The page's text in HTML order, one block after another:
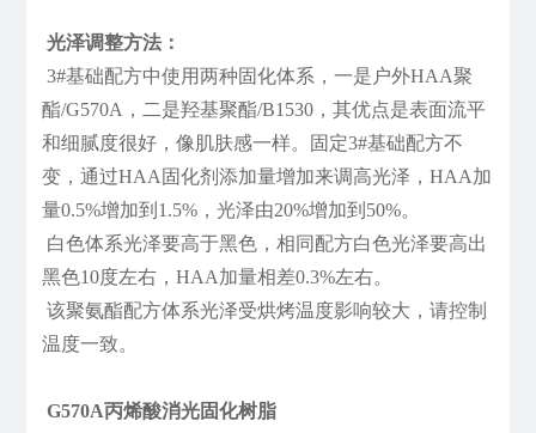
光泽调整方法：
3#基础配方中使用两种固化体系，一是户外HAA聚
酯/G570A，二是羟基聚酯/B1530，其优点是表面流平
和细腻度很好，像肌肤感一样。固定3#基础配方不
变，通过HAA固化剂添加量增加来调高光泽，HAA加
量0.5%增加到1.5%，光泽由20%增加到50%。
白色体系光泽要高于黑色，相同配方白色光泽要高出
黑色10度左右，HAA加量相差0.3%左右。
该聚氨酯配方体系光泽受烘烤温度影响较大，请控制
温度一致。
G570A丙烯酸消光固化树脂